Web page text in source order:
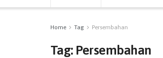
Home Tag Persembahan
Tag: Persembahan